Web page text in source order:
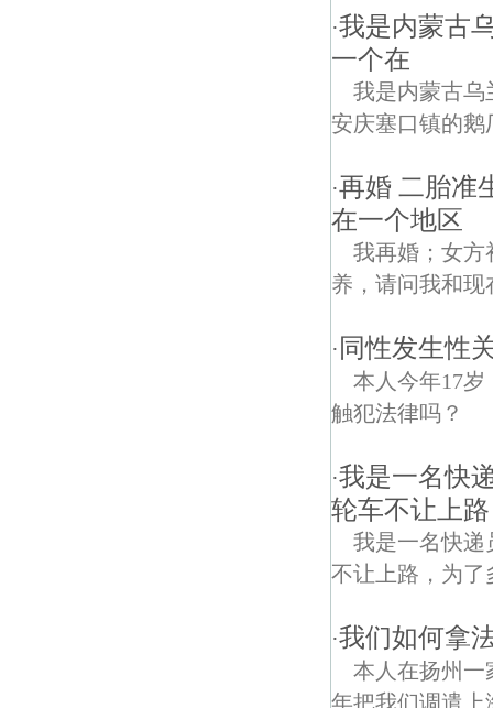
·我是内蒙古
一个在
我是内蒙古乌
安庆塞口镇的
·再婚 二胎准
在一个地区
我再婚；女方
养，请问我和
· 同性发生性
本人今年17
触犯法律吗？
·我是一名快
轮车不让上
我是一名快递
不让上路，为了
·我们如何拿
本人在扬州一
年把我们调遣上